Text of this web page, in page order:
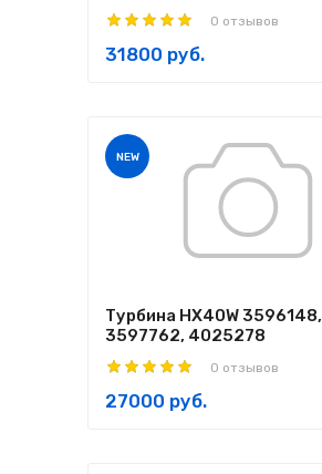
0 отзывов
31800 руб.
NEW
Турбина HX40W 3596148,
3597762, 4025278
0 отзывов
27000 руб.